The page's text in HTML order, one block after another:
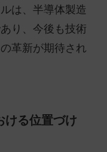
は、半導体製造
り、今後も技術
革新が期待され
ける位置づけ